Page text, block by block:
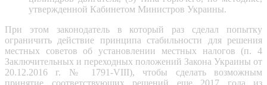
утвержденной Кабинетом Министров Украины.
При этом законодатель в который раз сделал попытку
ограничить действие принципа стабильности для решения
местных советов об установлении местных налогов (п. 4
Заключительных и переходных положений Закона Украины от
20.12.2016 г. № 1791-VIII), чтобы сделать возможным
принятие соответствующих решений еще 2017 года из